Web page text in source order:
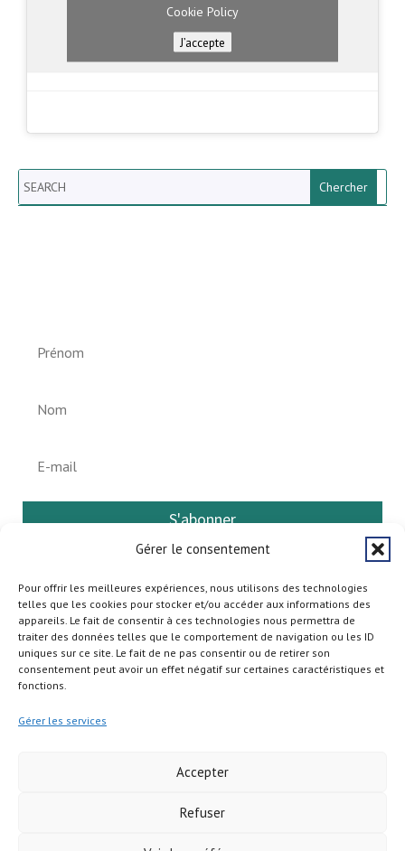
Gérer le consentement
Pour offrir les meilleures expériences, nous utilisons des technologies
telles que les cookies pour stocker et/ou accéder aux informations des
appareils. Le fait de consentir à ces technologies nous permettra de
traiter des données telles que le comportement de navigation ou les ID
uniques sur ce site. Le fait de ne pas consentir ou de retirer son
consentement peut avoir un effet négatif sur certaines caractéristiques et
fonctions.
Gérer les services
Accepter
Refuser
Cookie Policy
J’accepte
Search
S'abonner
Copyright © 2026